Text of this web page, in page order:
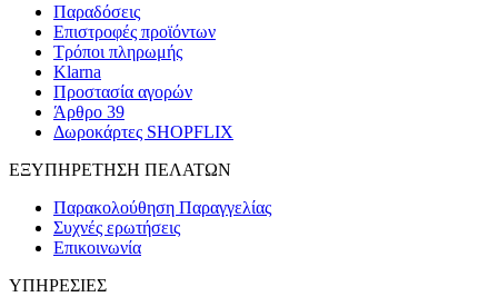
Παραδόσεις
Επιστροφές προϊόντων
Τρόποι πληρωμής
Klarna
Προστασία αγορών
Άρθρο 39
Δωροκάρτες SHOPFLIX
ΕΞΥΠΗΡΕΤΗΣΗ ΠΕΛΑΤΩΝ
Παρακολούθηση Παραγγελίας
Συχνές ερωτήσεις
Επικοινωνία
ΥΠΗΡΕΣΙΕΣ